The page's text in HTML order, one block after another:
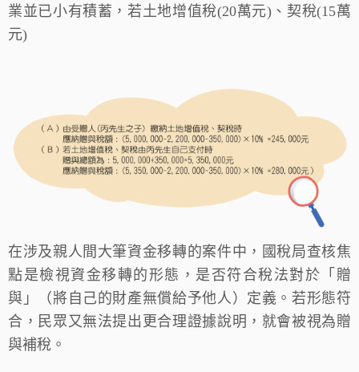
業並已小有積蓄，若土地增值稅(20萬元)、契稅(15萬
元)
在涉及親人間大筆資金移轉的案件中，國稅局查核焦
點是檢視資金移轉的形態，是否符合稅法對於「贈
與」（將自己的財產無償給予他人）定義。若形態符
合，民眾又無法提出更合理證據說明，就會被視為贈
與補稅。